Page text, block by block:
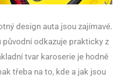
design auta jsou zajímavé.
původní odkazuje prakticky z
tvar karoserie je hodně
třeba na to, kde a jak jsou